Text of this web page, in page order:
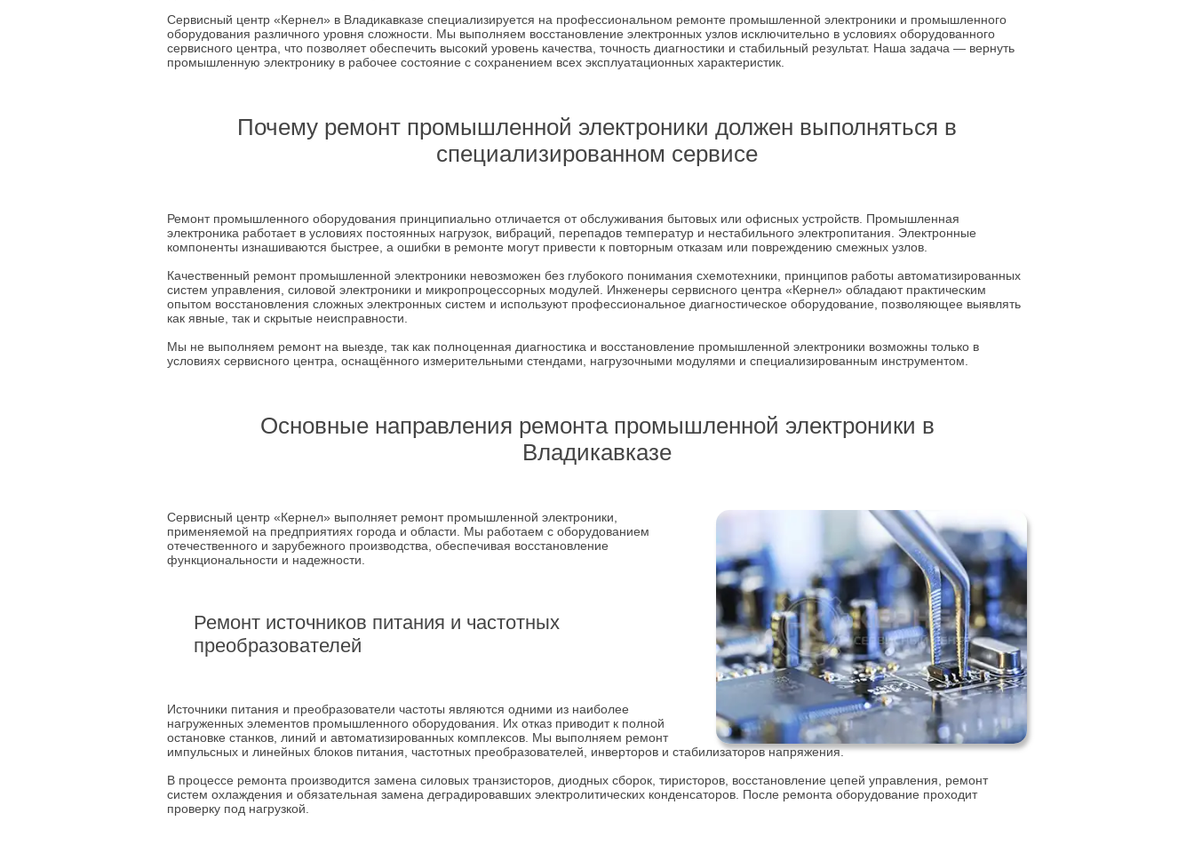
Сервисный центр «Кернел» в Владикавказе специализируется на профессиональном ремонте промышленной электроники и промышленного
оборудования различного уровня сложности. Мы выполняем восстановление электронных узлов исключительно в условиях оборудованного
сервисного центра, что позволяет обеспечить высокий уровень качества, точность диагностики и стабильный результат. Наша задача — вернуть
промышленную электронику в рабочее состояние с сохранением всех эксплуатационных характеристик.
Почему ремонт промышленной электроники должен выполняться в
специализированном сервисе
Ремонт промышленного оборудования принципиально отличается от обслуживания бытовых или офисных устройств. Промышленная
электроника работает в условиях постоянных нагрузок, вибраций, перепадов температур и нестабильного электропитания. Электронные
компоненты изнашиваются быстрее, а ошибки в ремонте могут привести к повторным отказам или повреждению смежных узлов.
Качественный ремонт промышленной электроники невозможен без глубокого понимания схемотехники, принципов работы автоматизированных
систем управления, силовой электроники и микропроцессорных модулей. Инженеры сервисного центра «Кернел» обладают практическим
опытом восстановления сложных электронных систем и используют профессиональное диагностическое оборудование, позволяющее выявлять
как явные, так и скрытые неисправности.
Мы не выполняем ремонт на выезде, так как полноценная диагностика и восстановление промышленной электроники возможны только в
условиях сервисного центра, оснащённого измерительными стендами, нагрузочными модулями и специализированным инструментом.
Основные направления ремонта промышленной электроники в
Владикавказе
Сервисный центр «Кернел» выполняет ремонт промышленной электроники,
применяемой на предприятиях города и области. Мы работаем с оборудованием
отечественного и зарубежного производства, обеспечивая восстановление
функциональности и надежности.
Ремонт источников питания и частотных
преобразователей
Источники питания и преобразователи частоты являются одними из наиболее
нагруженных элементов промышленного оборудования. Их отказ приводит к полной
остановке станков, линий и автоматизированных комплексов. Мы выполняем ремонт
импульсных и линейных блоков питания, частотных преобразователей, инверторов и стабилизаторов напряжения.
В процессе ремонта производится замена силовых транзисторов, диодных сборок, тиристоров, восстановление цепей управления, ремонт
систем охлаждения и обязательная замена деградировавших электролитических конденсаторов. После ремонта оборудование проходит
проверку под нагрузкой.